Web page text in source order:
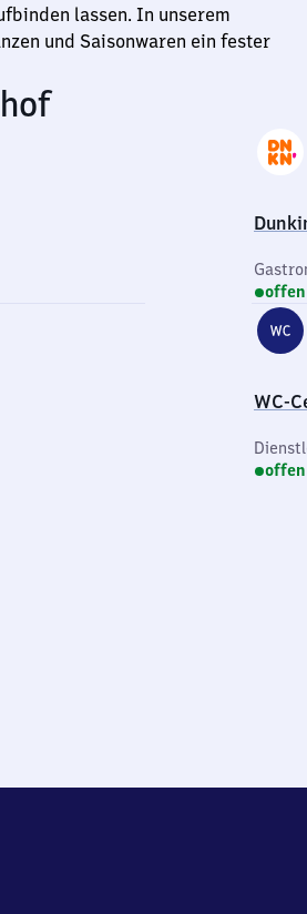
lassen. In unserem
und Saisonwaren ein fester
WC-